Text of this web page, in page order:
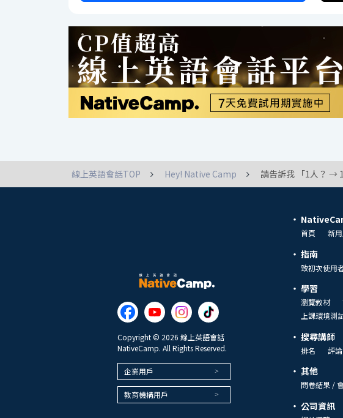
線上英語會話TOP Hey! Native Camp 請告訴我 「1人？ →
Copyright © 2026 線上英語會話
NativeCamp. All Rights Reserved.
企業用戶
教育機構用戶
首頁 新
指南
致初次使用
學習
瀏覽教材
上課環境測
搜尋講師
排名 評論
其他
問卷結果 /
公司資訊